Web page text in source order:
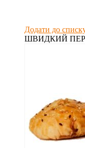
Додати до
ШВИДКИЙ